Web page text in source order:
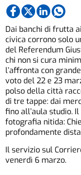
Dai banchi di frutta
civica corrono solo
del Referendum
chi non si cura
l’affronta con
voto del 22 e 23
polso della città
di tre tappe: dai
fino all’aula studio.
fotografia nitida:
profondamente
Il servizio sul
venerdì 6 marzo.